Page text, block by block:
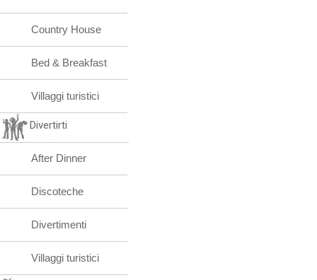
Country House
Bed & Breakfast
Villaggi turistici
Divertirti
After Dinner
Discoteche
Divertimenti
Villaggi turistici